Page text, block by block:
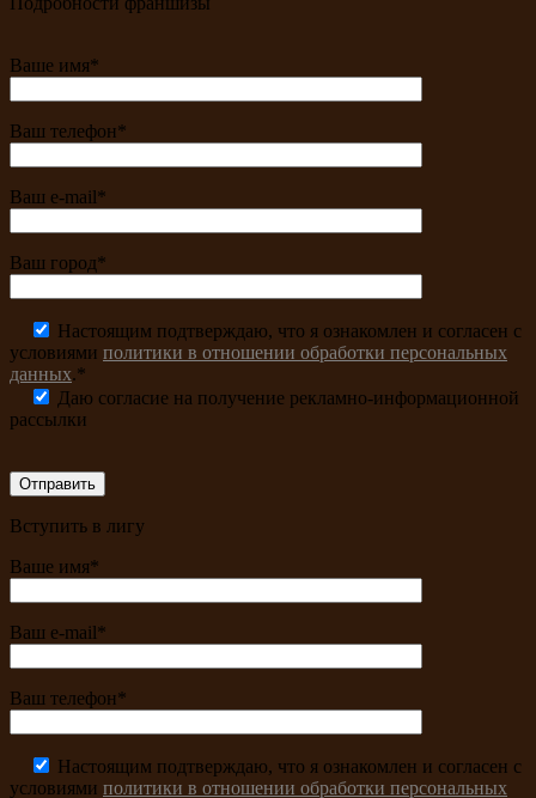
Ваше имя*
Ваш телефон*
Ваш e-mail*
Ваш город*
Настоящим подтверждаю, что я ознакомлен и согласен с
условиями политики в отношении обработки персональных
данных.*
Даю согласие на получение рекламно-информационной
рассылки
Вступить в лигу
Ваше имя*
Ваш e-mail*
Ваш телефон*
Настоящим подтверждаю, что я ознакомлен и согласен с
условиями политики в отношении обработки персональных